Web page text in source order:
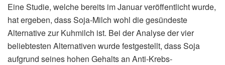
Eine Studie, welche bereits im Januar veröffentlicht wurde,
hat ergeben, dass Soja-Milch wohl die gesündeste
Alternative zur Kuhmilch ist. Bei der Analyse der vier
beliebtesten Alternativen wurde festgestellt, dass Soja
aufgrund seines hohen Gehalts an Anti-Krebs-